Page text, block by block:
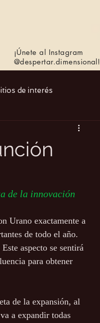
¡Únete al Instagram
@despertar.dimensional!
de interés
Música
de la innovación
Urano exactamente a
de todo el año.
aspecto se sentirá
para obtener
de la expansión, al
a expandir todas